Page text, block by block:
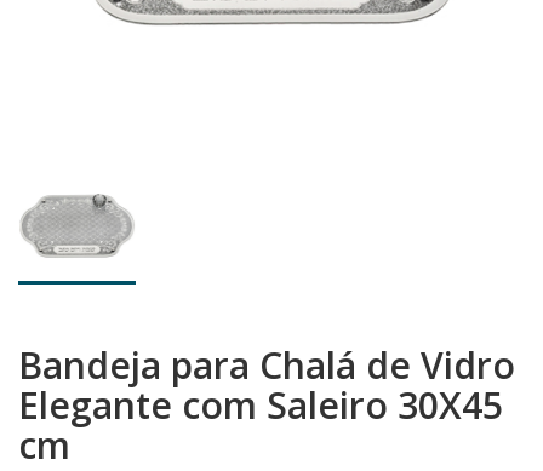
Bandeja para Chalá de Vidro
Elegante com Saleiro 30X45
cm